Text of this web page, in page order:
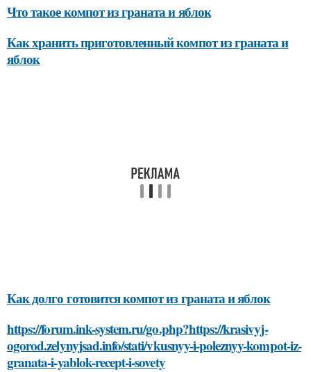
Что такое компот из граната и яблок
Как хранить приготовленный компот из граната и
яблок
Как долго готовится компот из граната и яблок
https://forum.ink-system.ru/go.php?https://krasivyj-
ogorod.zelynyjsad.info/stati/vkusnyy-i-poleznyy-kompot-iz-
granata-i-yablok-recept-i-sovety